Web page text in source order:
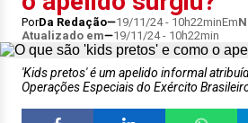
PorDa Redação 19/11/24 - 10h22minEm
Atualizado em
19/11/24 - 10h22min
'Kids pretos' é um apelido informal
Operações Especiais do Exército